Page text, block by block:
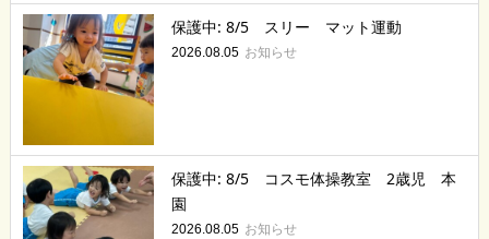
保護中: 8/5 スリー マット運動
2026.08.05 お知らせ
保護中: 8/5 コスモ体操教室 2歳児 本
園
2026.08.05 お知らせ